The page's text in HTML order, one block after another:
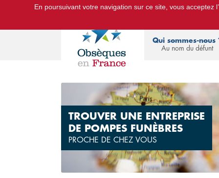
Le Portail d'Informations Obsèques :devis
Qui sommes-nous
Au nom du défunt
TROUVER UNE ENTREPRISE
DE POMPES FUNÈBRES
PROCHE DE CHEZ VOUS
En poursuivant votre navigation sur ce site, vous